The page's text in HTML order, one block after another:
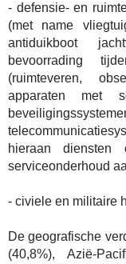
- defensie- en
(met name
antiduikboot
bevoorrading
(ruimteveren,
apparaten met
hieraan
serviceonderhoud
- civiele en militaire
De geografische
(40,8%), Azië-